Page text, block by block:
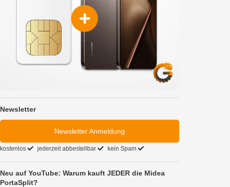
Newsletter
Newsletter Anmeldung
kostenlos jederzeit abbestellbar kein Spam
Neu auf YouTube: Warum kauft JEDER die Midea
PortaSplit?